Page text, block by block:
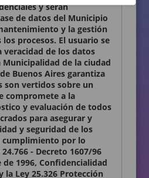
y serán
de datos del Municipio
y la gestión
procesos. El usuario se
veracidad de los datos
de la ciudad
Buenos Aires garantiza
son vertidos sobre un
compromete a la
y evaluación de todos
para asegurar y
y seguridad de los
cumplimiento por lo
- Decreto 1607/96
1996, Confidencialidad
Ley 25.326 Protección